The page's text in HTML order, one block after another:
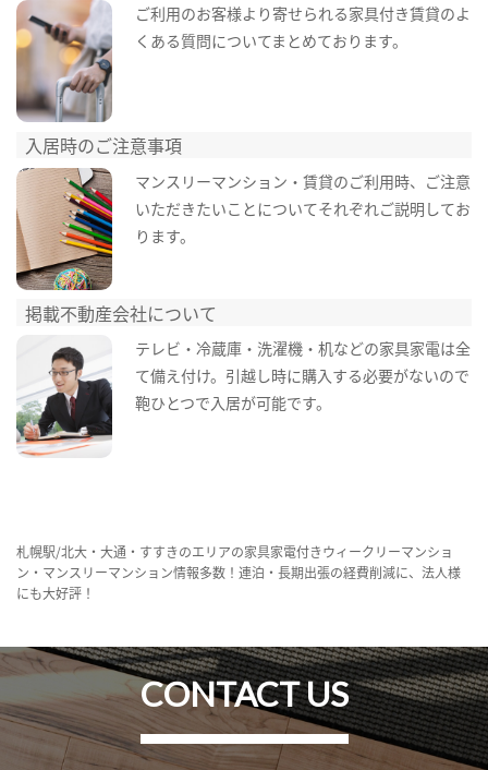
ご利用のお客様より寄せられる家具付き賃貸のよ
くある質問についてまとめております。
入居時のご注意事項
マンスリーマンション・賃貸のご利用時、ご注意
いただきたいことについてそれぞれご説明してお
ります。
掲載不動産会社について
テレビ・冷蔵庫・洗濯機・机などの家具家電は全
て備え付け。引越し時に購入する必要がないので
鞄ひとつで入居が可能です。
札幌駅/北大・大通・すすきのエリアの家具家電付きウィークリーマンショ
ン・マンスリーマンション情報多数！連泊・長期出張の経費削減に、法人様
にも大好評！
CONTACT US